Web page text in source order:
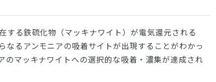
する鉄硫化物（マッキナワイト）が電気還元される
なるアンモニアの吸着サイトが出現することがわかっ
のマッキナワイトへの選択的な吸着・濃集が達成され